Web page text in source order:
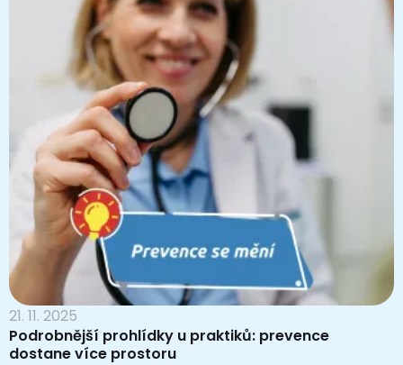
21. 11. 2025
Podrobnější prohlídky u praktiků: prevence
dostane více prostoru